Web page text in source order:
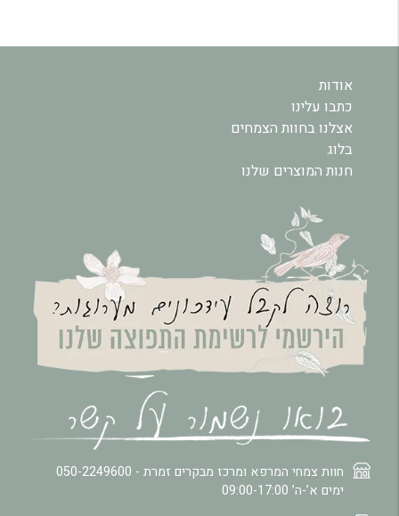
חוות צמחי המרפא ומרכז מבקרים זמרת - 050-2249600
ימים א’-ה’ 09:00-17:00
אודות
כתבו עלינו
אצלנו בחוות הצמחים
בלוג
חנות המוצרים שלנו